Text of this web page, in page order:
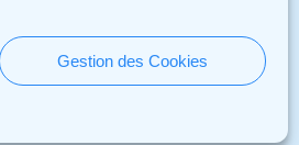
Gestion des Cookies
au 1 800 463-8555
Par formulaire